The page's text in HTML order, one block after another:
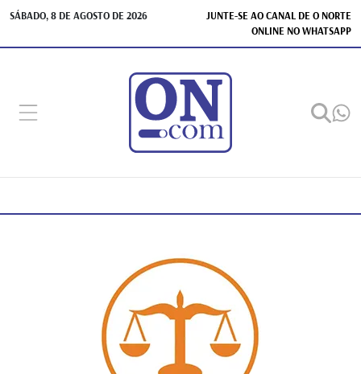
SÁBADO, 8 DE AGOSTO DE 2026
JUNTE-SE AO CANAL DE O NORTE
ONLINE NO WHATSAPP